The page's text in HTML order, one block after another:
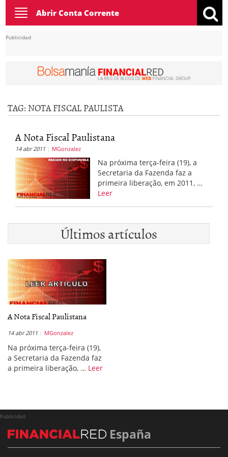
Toggle
navigation
Abrir Conta Corrente
Publicidad
TAG: NOTA FISCAL PAULISTA
A Nota Fiscal Paulistana
14 abr 2011 MGonzalez
Na próxima terça-feira (19), a
Secretaria da Fazenda faz a
primeira liberação, em 2011, …
Leer
Últimos artículos
A Nota Fiscal Paulistana
14 abr 2011 MGonzalez
Na próxima terça-feira (19),
a Secretaria da Fazenda faz
a primeira liberação, … Leer
Publicidad
España